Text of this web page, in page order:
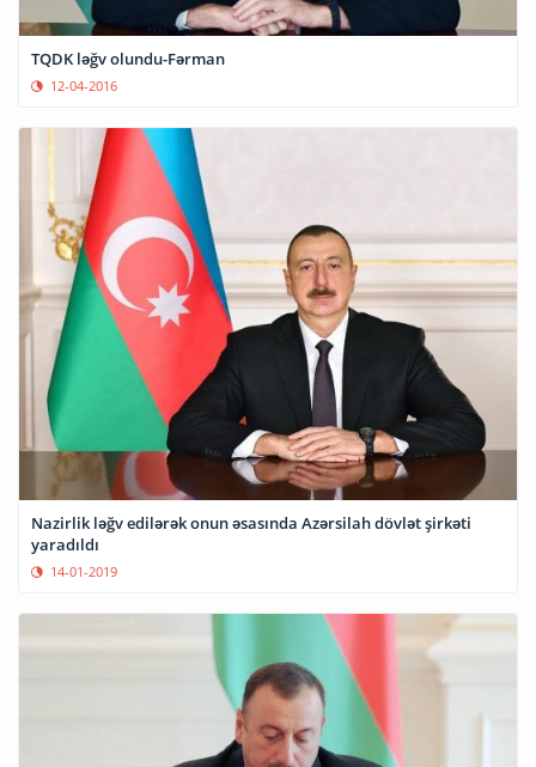
TQDK ləğv olundu-Fərman
12-04-2016
Nazirlik ləğv edilərək onun əsasında Azərsilah dövlət şirkəti
yaradıldı
14-01-2019